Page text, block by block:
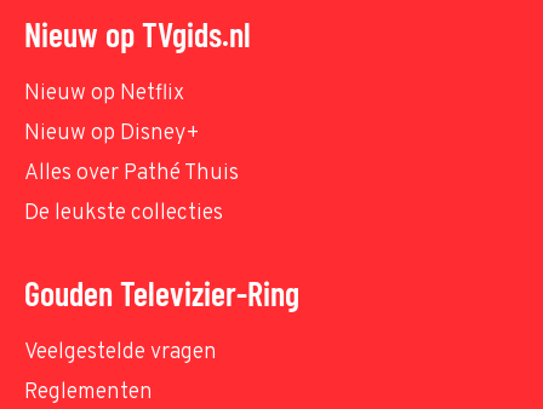
Nieuw op TVgids.nl
Nieuw op Netflix
Nieuw op Disney+
Alles over Pathé Thuis
De leukste collecties
Gouden Televizier-Ring
Veelgestelde vragen
Reglementen